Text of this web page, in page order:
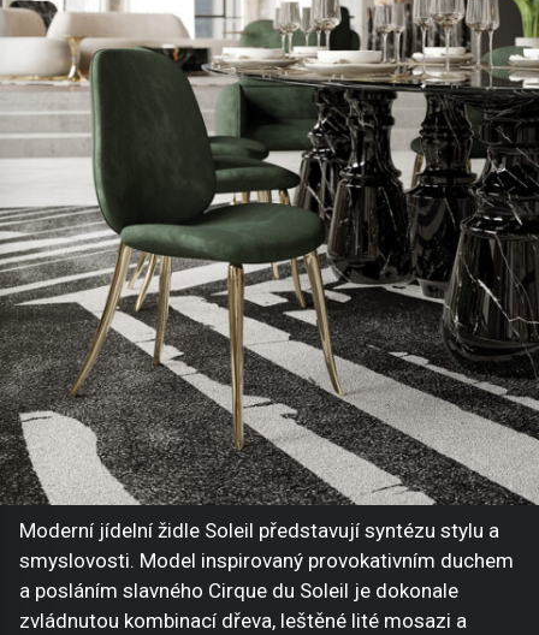
Moderní jídelní židle Soleil představují syntézu stylu a
smyslovosti. Model inspirovaný provokativním duchem
a posláním slavného Cirque du Soleil je dokonale
zvládnutou kombinací dřeva, leštěné lité mosazi a